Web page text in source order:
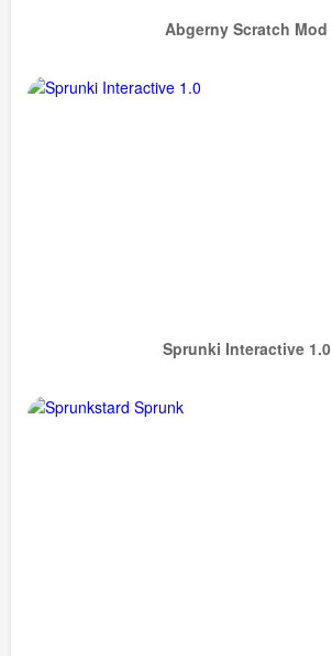
Abgerny Scratch Mod
Sprunki Interactive 1.0